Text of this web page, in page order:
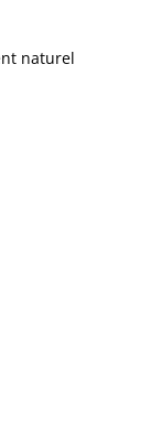
naturel